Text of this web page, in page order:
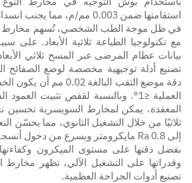
استقامتها ضمن 0.003 مم/م، مما يجنب انسداد الحركة الناتج عن التشويه.
في ظل موجة الطب الشخصي، تُسهم مخارط
مع تكنولوجيا الطباعة ثلاثية الأبعاد. على
بيانات عظام المرضى عبر المسح ثلاثي
تصنيع أدلة توجيهية مخصصة لوضع
دقة موضع الثقب البالغة
العملية ≤1°. وبالنسبة لقفص تثبيت
المعقدة، يمكن لمخارط السويسرية تحسين
إلى Ra 0.8 مايكرومتر ويسرع من دخول أنسجة العظام.
بفضل دقتها على مستوى الميكرون وكفاءتها
وقدراتها على التشغيل الآلي، تظهر
تصنيع أدوات الجراحة العظمية.